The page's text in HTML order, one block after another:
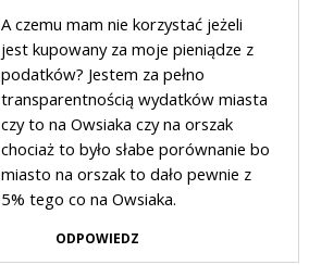
A czemu mam nie korzystać jeżeli
jest kupowany za moje pieniądze z
podatków? Jestem za pełno
transparentnością wydatków miasta
czy to na Owsiaka czy na orszak
chociaż to było słabe porównanie bo
miasto na orszak to dało pewnie z
5% tego co na Owsiaka.
ODPOWIEDZ